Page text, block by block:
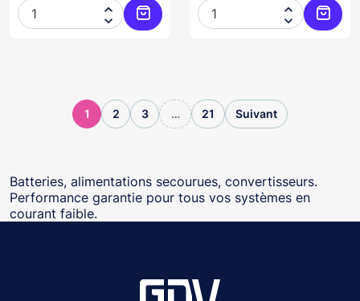


Ajouter au panier


1 2 3 … 21 Suivant
Batteries, alimentations secourues, convertisseurs.
Performance garantie pour tous vos systèmes en
courant faible.